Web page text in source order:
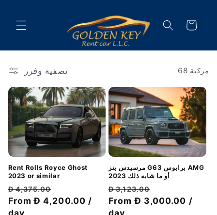
المحتوى
عربة
التسوق
تصفية وفرز 68 مركبة
Rent Rolls Royce Ghost
2023 or similar
سعر
عادي
Đ 4,375.00
الخصم
From Đ 4,200.00 /
مرسيدس بنز G63 برابوس AMG
2023 أو ما شابه ذلك
سعر
عادي
Đ 3,123.00
الخصم
From Đ 3,000.00 /